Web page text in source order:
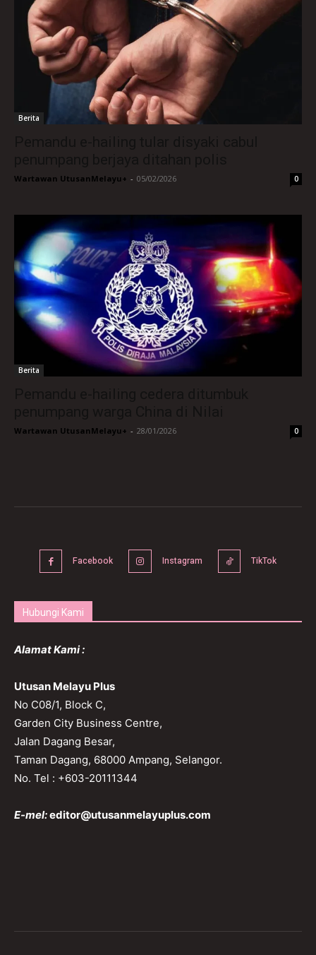
Berita
Wartawan UtusanMelayu+ - 05/02/2026 0
Berita
Wartawan UtusanMelayu+ - 28/01/2026 0
Facebook Instagram TikTok
Hubungi Kami
Alamat Kami :
Utusan Melayu Plus
No C08/1, Block C,
Garden City Business Centre,
Jalan Dagang Besar,
Taman Dagang, 68000 Ampang, Selangor.
No. Tel : +603-20111344
E-mel:editor@utusanmelayuplus.com